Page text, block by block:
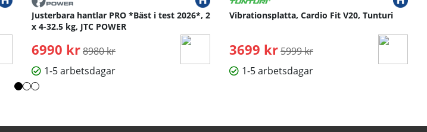
Justerbara hantlar PRO *Bäst i test 2026*, 2
x 4-32.5 kg, JTC POWER
6990 kr Ordinarie pris:
8980 kr
1-5 arbetsdagar
Vibrationsplatta, Cardio Fit V20, Tunturi
3699 kr Ordinarie pris:
5999 kr
1-5 arbetsdagar